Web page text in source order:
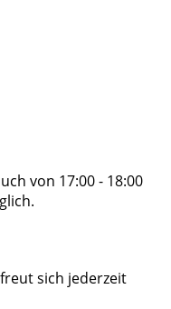
von 17:00 - 18:00
sich jederzeit